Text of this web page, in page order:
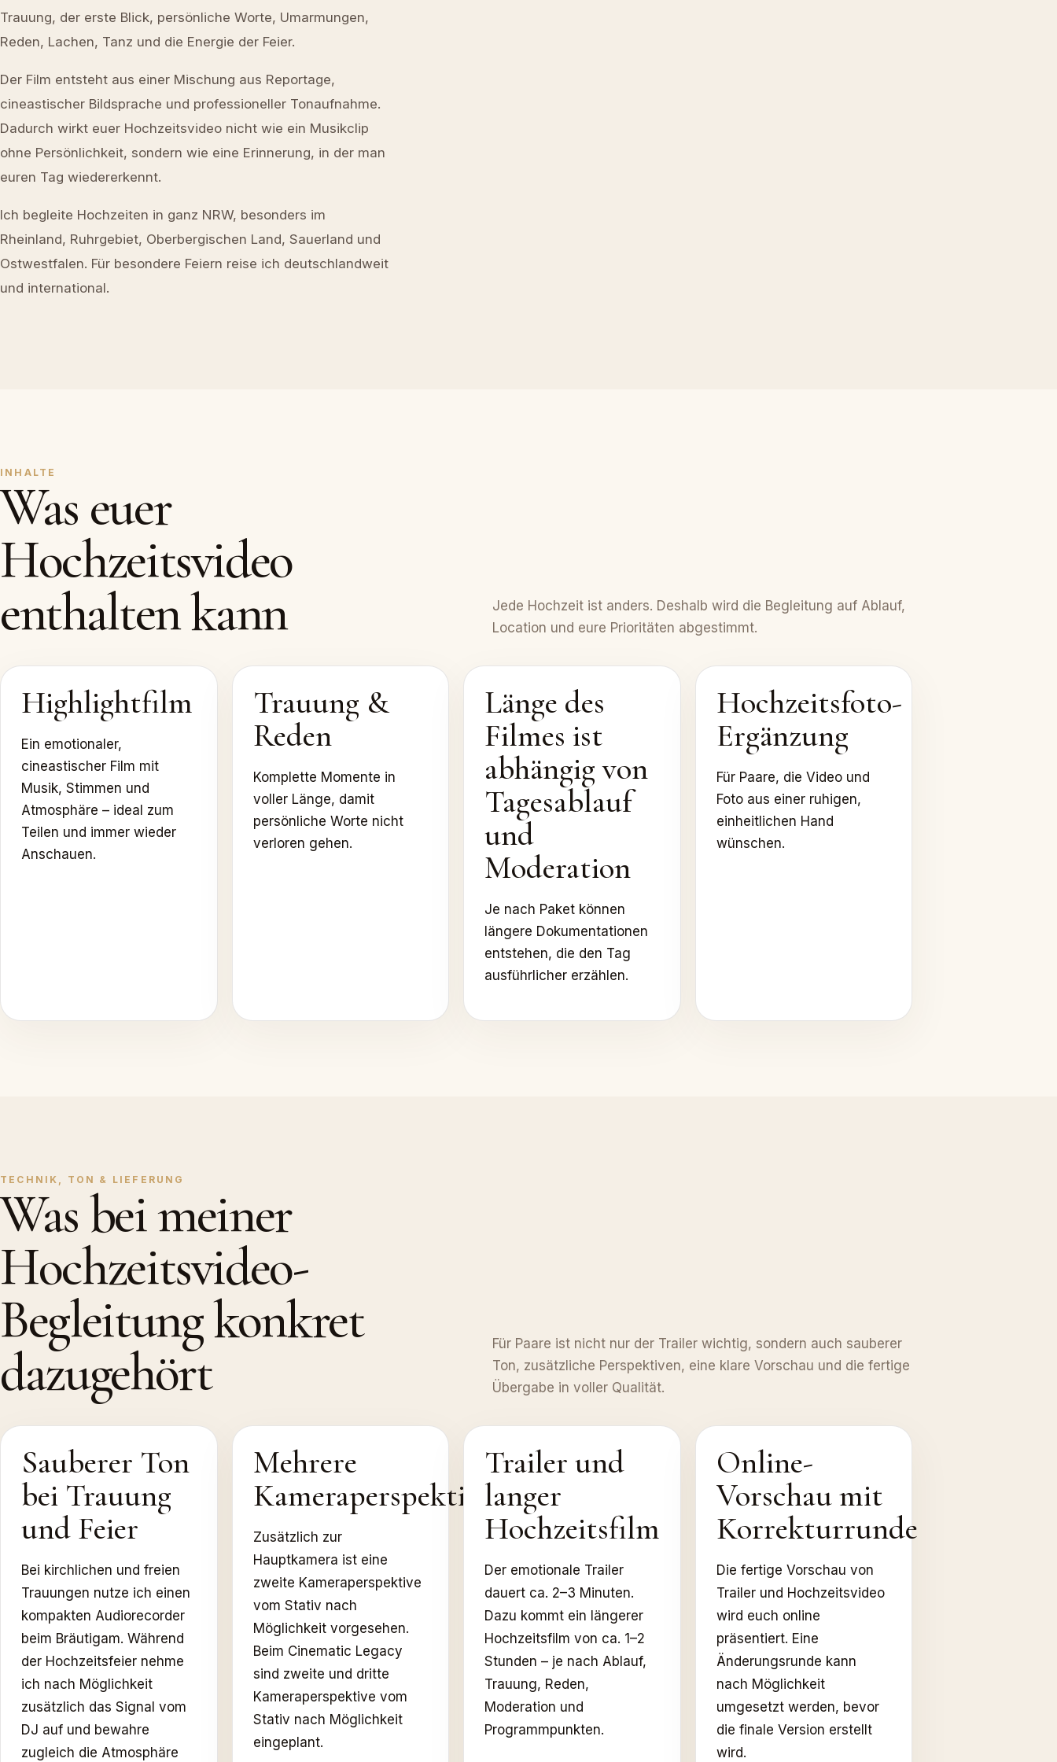
Trauung, der erste Blick, persönliche Worte, Umarmungen,
Reden, Lachen, Tanz und die Energie der Feier.
Der Film entsteht aus einer Mischung aus Reportage,
cineastischer Bildsprache und professioneller Tonaufnahme.
Dadurch wirkt euer Hochzeitsvideo nicht wie ein Musikclip
ohne Persönlichkeit, sondern wie eine Erinnerung, in der man
euren Tag wiedererkennt.
Ich begleite Hochzeiten in ganz NRW, besonders im
Rheinland, Ruhrgebiet, Oberbergischen Land, Sauerland und
Ostwestfalen. Für besondere Feiern reise ich deutschlandweit
und international.
INHALTE
Was euer
Hochzeitsvideo
enthalten kann
Jede Hochzeit ist anders. Deshalb wird die Begleitung auf Ablauf,
Location und eure Prioritäten abgestimmt.
Highlightfilm
Ein emotionaler,
cineastischer Film mit
Musik, Stimmen und
Atmosphäre – ideal zum
Teilen und immer wieder
Anschauen.
Trauung &
Reden
Komplette Momente in
voller Länge, damit
persönliche Worte nicht
verloren gehen.
Länge des
Filmes ist
abhängig von
Tagesablauf
und
Moderation
Je nach Paket können
längere Dokumentationen
entstehen, die den Tag
ausführlicher erzählen.
Hochzeitsfoto-
Ergänzung
Für Paare, die Video und
Foto aus einer ruhigen,
einheitlichen Hand
wünschen.
TECHNIK, TON & LIEFERUNG
Was bei meiner
Hochzeitsvideo-
Begleitung konkret
dazugehört
Für Paare ist nicht nur der Trailer wichtig, sondern auch sauberer
Ton, zusätzliche Perspektiven, eine klare Vorschau und die fertige
Übergabe in voller Qualität.
Sauberer Ton
bei Trauung
und Feier
Bei kirchlichen und freien
Trauungen nutze ich einen
kompakten Audiorecorder
beim Bräutigam. Während
der Hochzeitsfeier nehme
ich nach Möglichkeit
zusätzlich das Signal vom
DJ auf und bewahre
zugleich die Atmosphäre
Mehrere
Kameraperspektiven
Zusätzlich zur
Hauptkamera ist eine
zweite Kameraperspektive
vom Stativ nach
Möglichkeit vorgesehen.
Beim Cinematic Legacy
sind zweite und dritte
Kameraperspektive vom
Stativ nach Möglichkeit
eingeplant.
Trailer und
langer
Hochzeitsfilm
Der emotionale Trailer
dauert ca. 2–3 Minuten.
Dazu kommt ein längerer
Hochzeitsfilm von ca. 1–2
Stunden – je nach Ablauf,
Trauung, Reden,
Moderation und
Programmpunkten.
Online-
Vorschau mit
Korrekturrunde
Die fertige Vorschau von
Trailer und Hochzeitsvideo
wird euch online
präsentiert. Eine
Änderungsrunde kann
nach Möglichkeit
umgesetzt werden, bevor
die finale Version erstellt
wird.